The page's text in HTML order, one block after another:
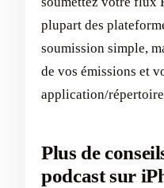
plupart des
soumission simple,
de vos émissions et
application/
Plus de
podcast sur